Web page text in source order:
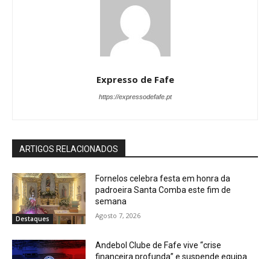
Expresso de Fafe
https://expressodefafe.pt
ARTIGOS RELACIONADOS
Destaques
Fornelos celebra festa em honra da
padroeira Santa Comba este fim de
semana
Agosto 7, 2026
Andebol Clube de Fafe vive “crise
financeira profunda” e suspende equipa